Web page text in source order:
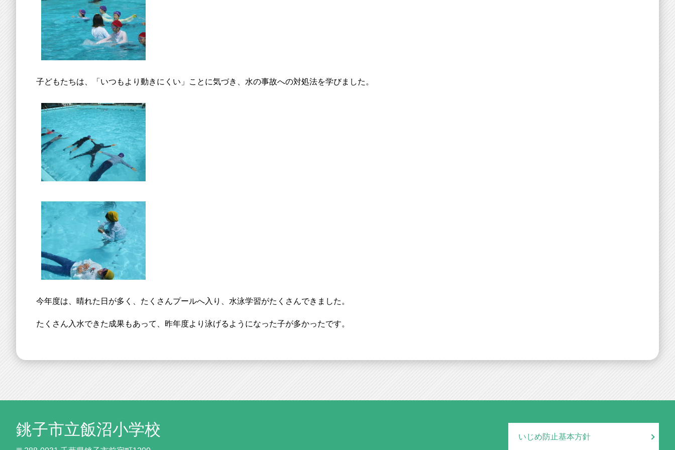
子どもたちは、「いつもより動きにくい」ことに気づき、水の事故への対処法を学びました。
今年度は、晴れた日が多く、たくさんプールへ入り、水泳学習がたくさんできました。
たくさん入水できた成果もあって、昨年度より泳げるようになった子が多かったです。
銚子市立飯沼小学校 いじめ防止基本方針